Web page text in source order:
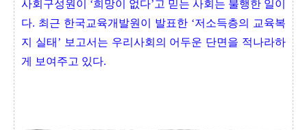
사회구성원이 ‘희망이 없다’고 믿는 사회는 불행한 일이
다. 최근 한국교육개발원이 발표한 ‘저소득층의 교육복
지 실태’ 보고서는 우리사회의 어두운 단면을 적나라하
게 보여주고 있다.